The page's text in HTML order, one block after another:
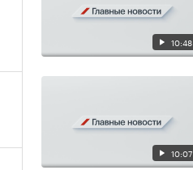
10:48
10:07